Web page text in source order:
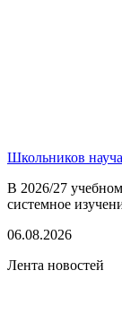
Школьников
В 2026/27
системное
06.08.2026
Лента новостей